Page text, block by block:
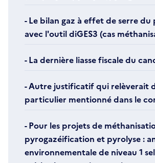
- Le bilan gaz à effet de serre du
avec l'outil diGES3 (cas
- La dernière liasse fiscale du
- Autre justificatif qui relèverait
particulier mentionné dans le
- Pour les projets de
pyrogazéification et pyrolyse :
environnementale de niveau 1